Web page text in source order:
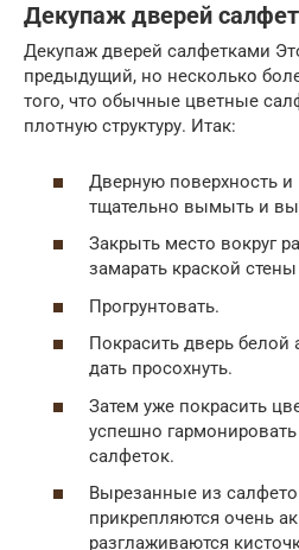
Декупаж дверей
Декупаж дверей салфетками
предыдущий, но несколько
того, что обычные цветные
плотную структуру. Итак:
Дверную поверхность и
тщательно вымыть и
Закрыть место вокруг
замарать краской
Прогрунтовать.
Покрасить дверь белой
дать просохнуть.
Затем уже покрасить
успешно
салфеток.
Вырезанные из
прикрепляются очень
разглаживаются